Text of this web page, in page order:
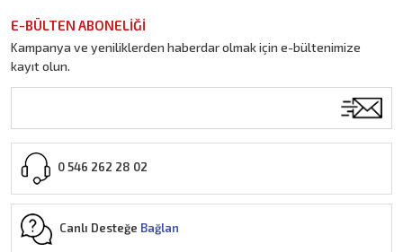
E-BÜLTEN ABONELİĞİ
Kampanya ve yeniliklerden haberdar olmak için e-bültenimize
kayıt olun.
0 546 262 28 02
Canlı Desteğe Bağlan